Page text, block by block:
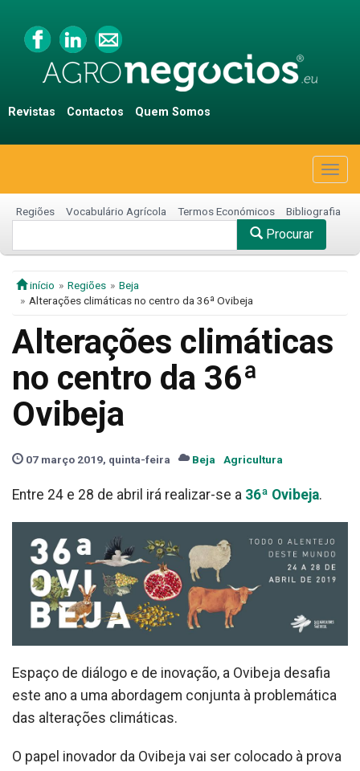
Revistas Contactos Quem Somos
Regiões Vocabulário Agrícola Termos Económicos Bibliografia
Procurar
início Regiões
Beja
Alterações climáticas no centro da 36ª Ovibeja
Alterações climáticas
no centro da 36ª
Ovibeja
07 março 2019, quinta-feira Beja Agricultura
Entre 24 e 28 de abril irá realizar-se a 36ª Ovibeja.
Espaço de diálogo e de inovação, a Ovibeja desafia
este ano a uma abordagem conjunta à problemática
das alterações climáticas.
O papel inovador da Ovibeja vai ser colocado à prova